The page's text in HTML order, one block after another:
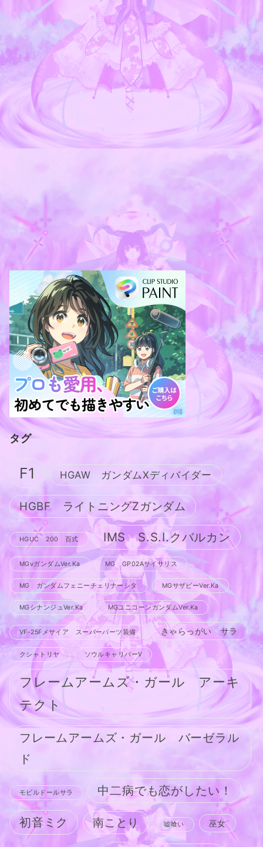
タグ
F1 HGAW ガンダムXディバイダー
HGBF ライトニングZガンダム
HGUC 200 百式 IMS S.S.I.クバルカン
MGνガンダムVer.Ka MG GP02Aサイサリス
MG ガンダムフェニーチェリナーシタ MGサザビーVer.Ka
MGシナンジュVer.Ka MGユニコーンガンダムVer.Ka
VF-25Fメサイア スーパーパーツ装備 きゃらっがい サラ
クシャトリヤ ソウルキャリバーV
フレームアームズ・ガール アーキ
テクト
フレームアームズ・ガール バーゼラル
ド
モビルドールサラ 中二病でも恋がしたい！
初音ミク 南ことり 嘘喰い 巫女